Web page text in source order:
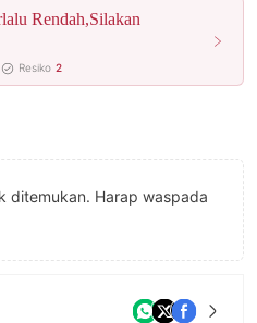
Rendah,Silakan
Resiko 2
ditemukan. Harap waspada